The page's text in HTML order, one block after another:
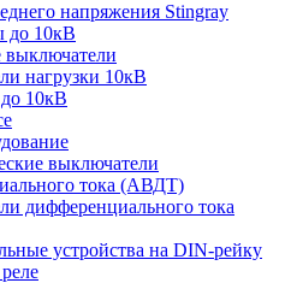
напряжения Stingray
до 10кВ
нагрузки 10кВ
10кВ
выключатели
тока (АВДТ)
дифференциального тока
устройства на DIN-рейку